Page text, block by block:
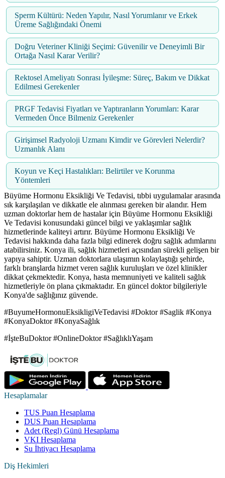
Sperm Kültürü: Neden Yapılır, Nasıl Yorumlanır ve Erkek
Üreme Sağlığındaki Önemi
Doğru Veteriner Kliniği Seçimi: Güvenilir ve Deneyimli Bir
Ortağa Nasıl Karar Verilir?
Rektosel Ameliyatı Sonrası İyileşme: Süreç, Bakım ve Dikkat
Edilmesi Gerekenler
PRGF Tedavisi Fiyatları ve Yaptıranların Yorumları: Karar
Vermeden Önce Bilmeniz Gerekenler
Girişimsel Radyoloji Uzmanı Kimdir ve Görevleri Nelerdir?
Uzmanlık Alanı
Koyun ve Keçi Hastalıkları: Belirtiler ve Korunma
Yöntemleri
Büyüme Hormonu Eksikliği Ve Tedavisi, tıbbi uygulamalar arasında
sık karşılaşılan ve dikkatle ele alınması gereken bir alandır. Hem
uzman doktorlar hem de hastalar için Büyüme Hormonu Eksikliği
Ve Tedavisi konusundaki güncel bilgi ve yaklaşımlar sağlık
hizmetlerinde kaliteyi artırır. Büyüme Hormonu Eksikliği Ve
Tedavisi hakkında daha fazla bilgi edinerek doğru sağlık adımlarını
atabilirsiniz. Konya ili, sağlık hizmetleri açısından sürekli gelişen bir
yapıya sahiptir. Uzman doktorlara ulaşımın kolaylaştığı şehirde,
farklı branşlarda hizmet veren sağlık kuruluşları ve özel klinikler
dikkat çekmektedir. Konya, hasta memnuniyeti ve kaliteli sağlık
hizmetleriyle ön plana çıkmaktadır. En güncel doktor bilgileriyle
Konya'de sağlığınız güvende.
#BuyumeHormonuEksikligiVeTedavisi #Doktor #Saglik #Konya
#KonyaDoktor #KonyaSağlık
#İşteBuDoktor #OnlineDoktor #SağlıklıYaşam
Hesaplamalar
TUS Puan Hesaplama
DUS Puan Hesaplama
Adet (Regl) Günü Hesaplama
VKI Hesaplama
Su İhtiyacı Hesaplama
Diş Hekimleri